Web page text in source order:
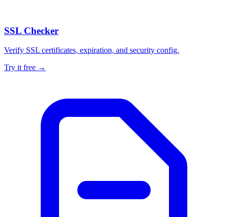
SSL Checker
Verify SSL certificates, expiration, and security config.
Try it free →